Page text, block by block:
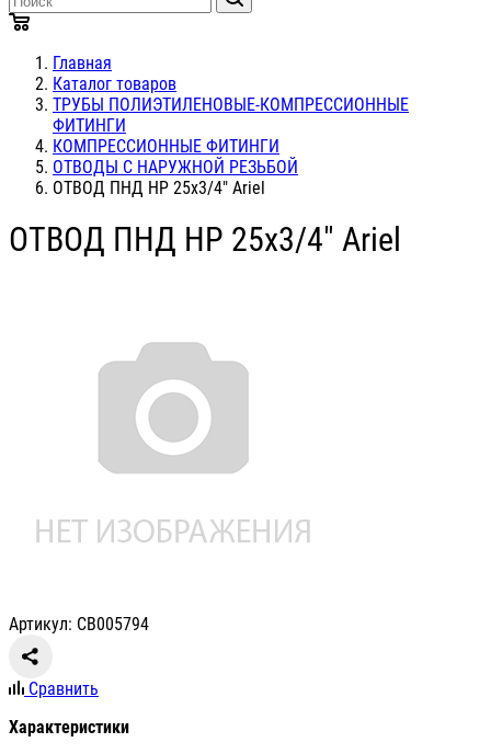
Главная
Каталог товаров
ТРУБЫ ПОЛИЭТИЛЕНОВЫЕ-КОМПРЕССИОННЫЕ
ФИТИНГИ
КОМПРЕССИОННЫЕ ФИТИНГИ
ОТВОДЫ С НАРУЖНОЙ РЕЗЬБОЙ
ОТВОД ПНД НР 25х3/4" Ariel
ОТВОД ПНД НР 25х3/4" Ariel
Артикул: СВ005794
Сравнить
Характеристики